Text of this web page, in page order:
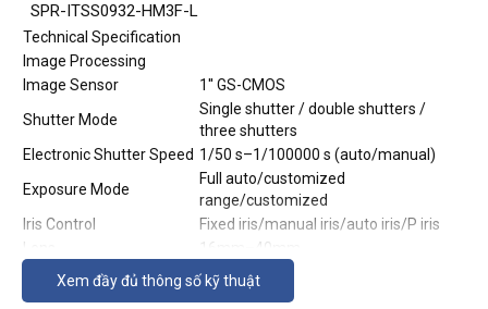
SPR-ITSS0932-HM3F-L
Technical Specification
Image Processing
Image Sensor
1'' GS-CMOS
Shutter Mode
Single shutter / double shutters /
three shutters
Electronic Shutter Speed 1/50 s–1/100000 s (auto/manual)
Exposure Mode
Full auto/customized
range/customized
Iris Control
Fixed iris/manual iris/auto iris/P iris
Lens
16mm–40mm
Image Resolution
4096×2820 (OSD black strip excluded)
(4096×2820)/QFHD
Xem đầy đủ thông số kỹ thuật